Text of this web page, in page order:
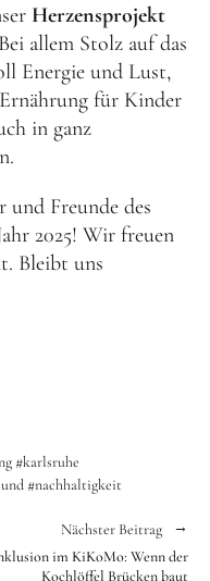
Herzensprojekt
allem Stolz auf das
Energie und Lust,
für Kinder
in ganz
und Freunde des
2025! Wir freuen
Bleibt uns
#karlsruhe
#nachhaltigkeit
Nächster Beitrag
im KiKoMo: Wenn der
Kochlöffel Brücken baut